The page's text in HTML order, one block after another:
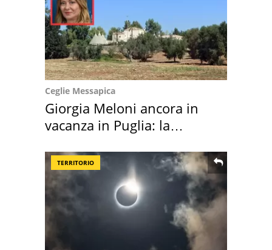
Ceglie Messapica
Giorgia Meloni ancora in
vacanza in Puglia: la
TERRITORIO